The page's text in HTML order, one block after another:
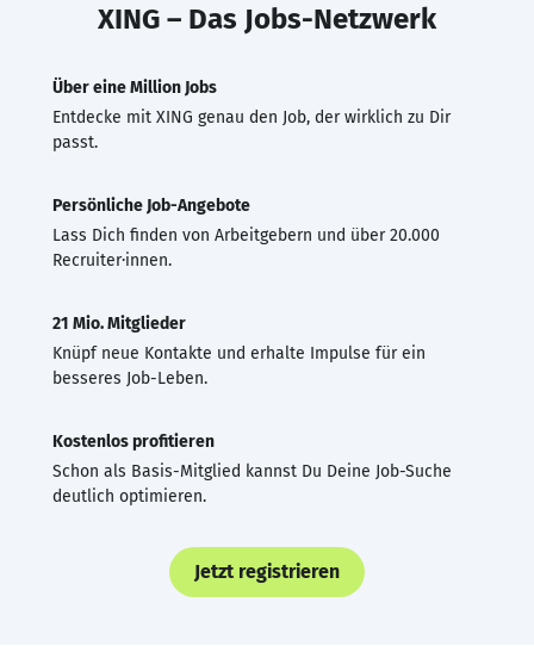
XING – Das Jobs-Netzwerk
Über eine Million Jobs
Entdecke mit XING genau den Job, der wirklich zu Dir
passt.
Persönliche Job-Angebote
Lass Dich finden von Arbeitgebern und über 20.000
Recruiter·innen.
21 Mio. Mitglieder
Knüpf neue Kontakte und erhalte Impulse für ein
besseres Job-Leben.
Kostenlos profitieren
Schon als Basis-Mitglied kannst Du Deine Job-Suche
deutlich optimieren.
Jetzt registrieren